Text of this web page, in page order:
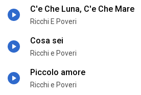
C'e Che Luna, C'e Che Mare
Ricchi E Poveri
Cosa sei
Ricchi e Poveri
Piccolo amore
Ricchi e Poveri